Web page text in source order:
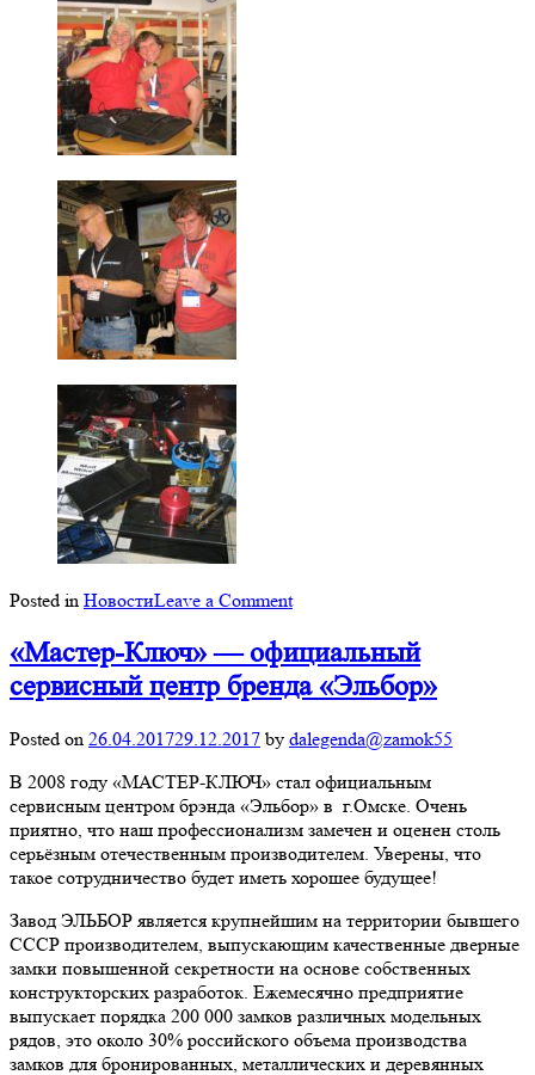
Posted in НовостиLeave a Commenton
выставка
в
Германии
прошла
нашего
участия
«Мастер-Ключ» — официальный
сервисный центр бренда «Эльбор»
Posted on 26.04.201729.12.2017 by dalegenda@zamok55
В 2008 году «МАСТЕР-КЛЮЧ» стал официальным
сервисным центром брэнда «Эльбор» в г.Омске. Очень
приятно, что наш профессионализм замечен и оценен столь
серьёзным отечественным производителем. Уверены, что
такое сотрудничество будет иметь хорошее будущее!
Завод ЭЛЬБОР является крупнейшим на территории бывшего
СССР производителем, выпускающим качественные дверные
замки повышенной секретности на основе собственных
конструкторских разработок. Ежемесячно предприятие
выпускает порядка 200 000 замков различных модельных
рядов, это около 30% российского объема производства
замков для бронированных, металлических и деревянных